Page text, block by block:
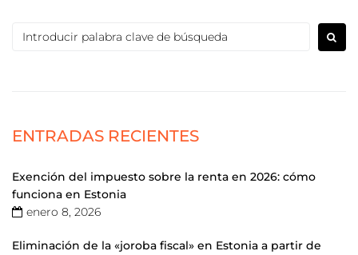
ENTRADAS RECIENTES
Exención del impuesto sobre la renta en 2026: cómo
funciona en Estonia
enero 8, 2026
Eliminación de la «joroba fiscal» en Estonia a partir de